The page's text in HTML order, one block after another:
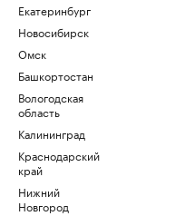
Екатеринбург
Новосибирск
Омск
Башкортостан
Вологодская
область
Калининград
Краснодарский
край
Нижний
Новгород